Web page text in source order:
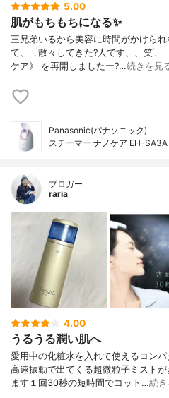
5.00
肌がもちもちになる✨
三兄弟いるから美容に時間がかけられ
て、〔散々してきた?人です、、笑〕
ケア》 を再開しましたー?…続きを見
Panasonic(パナソニック)
スチーマー ナノケア EH-SA3A
ブロガー
raria
4.00
うるうる潤い肌へ
愛用中の化粧水を入れて使えるコン
高速振動で出てくる超微粒子ミスト
ます１回30秒の短時間でコット…続